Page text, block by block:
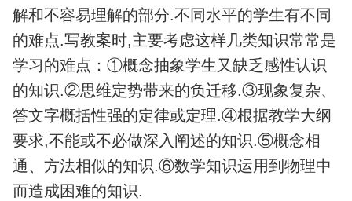
解和不容易理解的部分.不同水平的学生有不同
的难点.写教案时,主要考虑这样几类知识常常是
学习的难点：①概念抽象学生又缺乏感性认识
的知识.②思维定势带来的负迁移.③现象复杂、
答文字概括性强的定律或定理.④根据教学大纲
要求,不能或不必做深入阐述的知识.⑤概念相
通、方法相似的知识.⑥数学知识运用到物理中
而造成困难的知识.